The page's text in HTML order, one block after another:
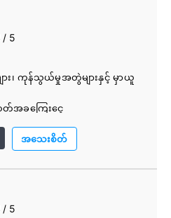
/ 5
ား၊ ကုန်သွယ်မှုအတွဲများနှင့် မှာယူ
အခကြေးငွေ
အသေးစိတ်
/ 5